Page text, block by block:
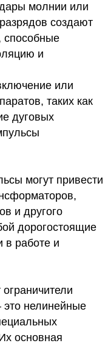
молнии или
создают
способные
и
или
таких как
дуговых
могут привести
и другого
дорогостоящие
в работе и
нелинейные
основная